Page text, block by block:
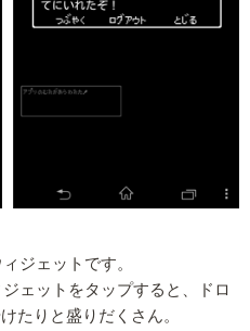
ジェットです。
ェットをタップすると、ドロ
たりと盛りだくさん。